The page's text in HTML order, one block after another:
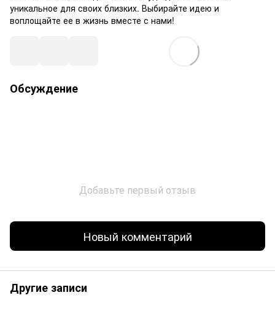
уникальное для своих близких. Выбирайте идею и
воплощайте ее в жизнь вместе с нами!
Обсуждение
Добавьте первый отзыв
Новый комментарий
Другие записи